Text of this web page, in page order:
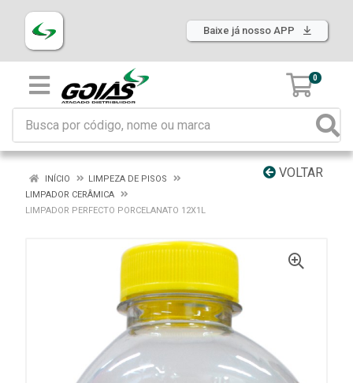
Baixe já nosso APP
0
VOLTAR
INÍCIO
LIMPEZA DE PISOS
LIMPADOR CERÂMICA
LIMPADOR PERFECTO PORCELANATO 12X1L